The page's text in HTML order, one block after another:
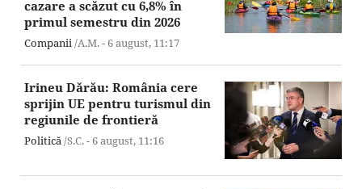
cazare a scăzut cu 6,8% în
primul semestru din 2026
Companii/A.M. -6 august, 11:17
Irineu Dărău: România cere
sprijin UE pentru turismul din
regiunile de frontieră
Politică/S.C. -6 august, 11:16